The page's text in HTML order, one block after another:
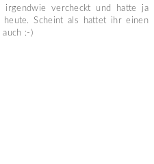
irgendwie vercheckt und hatte ja
heute. Scheint als hattet ihr einen
auch :-)